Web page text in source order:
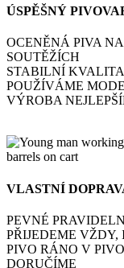
ÚSPĚŠNÝ
OCENĚNÁ PIVA
SOUTĚŽÍCH
STABILNÍ
POUŽÍVÁME
VÝROBA
VLASTNÍ
PEVNÉ
PŘIJEDEME
PIVO RÁNO V
DORUČÍME